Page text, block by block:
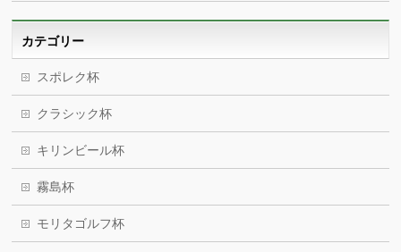
カテゴリー
スポレク杯
クラシック杯
キリンビール杯
霧島杯
モリタゴルフ杯